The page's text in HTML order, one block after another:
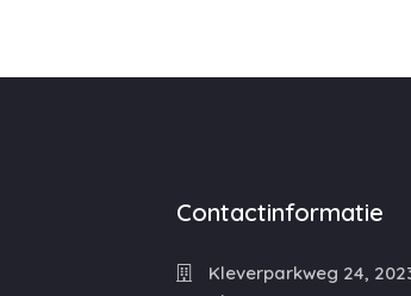
Contactinformatie
Kleverparkweg 24,